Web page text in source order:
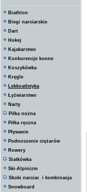
Biathlon
Biegi narciarskie
Dart
Hokej
Kajakarstwo
Konkurencje konne
Koszykówka
Kręgle
Lekkoatletyka
Łyżwiarstwo
Narty
Piłka nożna
Piłka ręczna
Pływanie
Podnoszenie ciężarów
Rowery
Siatkówka
Ski-Alpinizm
Skoki narciar. i kombinacja
Snowboard